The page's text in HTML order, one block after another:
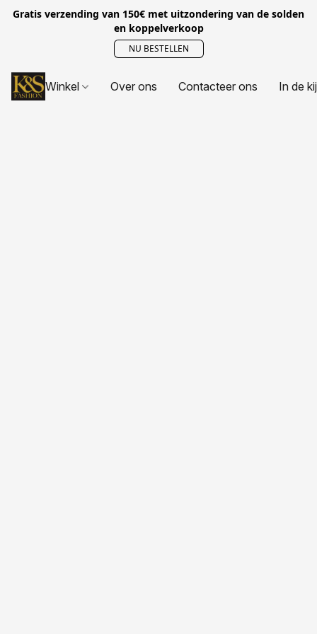
Gratis verzending van 150€ met uitzondering van de solden
en koppelverkoop
NU BESTELLEN
Winkel Over ons Contacteer ons In de